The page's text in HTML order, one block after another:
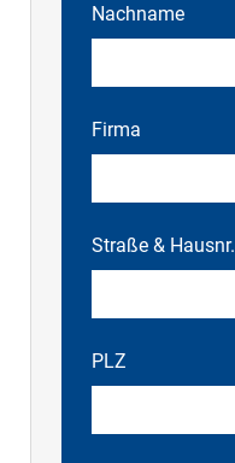
Nachname
Firma
Straße & Hausnr.
PLZ